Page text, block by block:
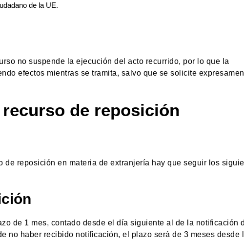
de la UE.
no suspende la ejecución del acto recurrido, por lo que la
efectos mientras se tramita, salvo que se solicite
de reposición
de reposición en materia de extranjería hay que seguir los
de 1 mes, contado desde el día siguiente al de la notificación
no haber recibido notificación, el plazo será de 3 meses desde